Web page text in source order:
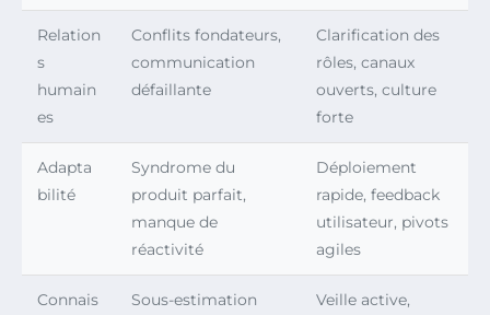
Relation
s
humain
es
Conflits fondateurs,
communication
défaillante
Clarification des
rôles, canaux
ouverts, culture
forte
Adapta
bilité
Syndrome du
produit parfait,
manque de
réactivité
Déploiement
rapide, feedback
utilisateur, pivots
agiles
Connais
Sous-estimation
Veille active,